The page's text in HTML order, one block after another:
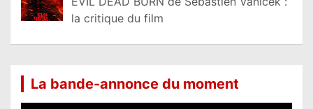
la critique du film
La bande-annonce du moment